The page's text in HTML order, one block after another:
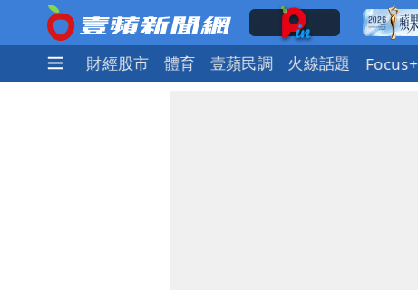
國際 財經股市 體育 壹蘋民調 火線話題 Focus+